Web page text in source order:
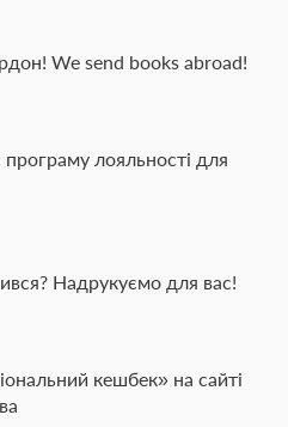
We send books abroad!
лояльності для
Надрукуємо для вас!
кешбек» на сайті